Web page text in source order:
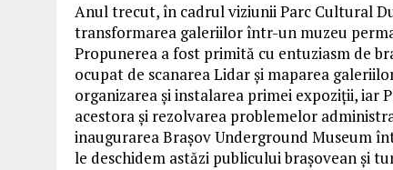
Anul trecut, în cadrul viziunii Parc Cultural
transformarea galeriilor într-un muzeu
Propunerea a fost primită cu entuziasm de
ocupat de scanarea Lidar și maparea
organizarea și instalarea primei expoziții, iar
acestora și rezolvarea problemelor
inaugurarea Brașov Underground Museum
le deschidem astăzi publicului brașovean și